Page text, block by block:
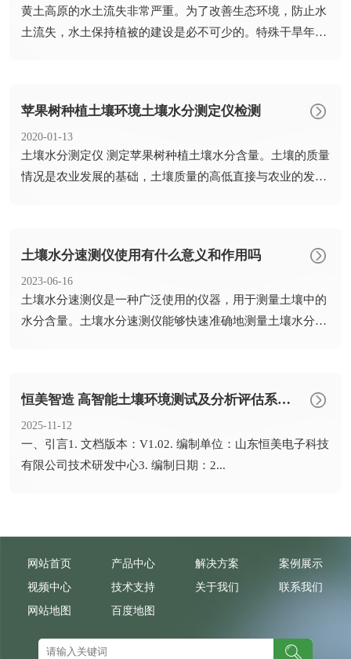
​黄土高原的水土流失非常严重。为了改善生态环境，防止水
土流失，水土保持植被的建设是必不可少的。特殊干旱年份
苹果树种植土壤环境土壤水分测定仪检测
2020-01-13
​土壤水分测定仪 测定苹果树种植土壤水分含量。土壤的质量
情况是农业发展的基础，土壤质量的高低直接与农业的发展
土壤水分速测仪使用有什么意义和作用吗
2023-06-16
​土壤水分速测仪是一种广泛使用的仪器，用于测量土壤中的
水分含量。土壤水分速测仪能够快速准确地测量土壤水分含
恒美智造 高智能土壤环境测试及分析评估系统设备（HM-GT80 ）产品知识图谱白皮书
2025-11-12
​一、引言1. 文档版本：V1.02. 编制单位：山东恒美电子科技
有限公司技术研发中心3. 编制日期：2...
网站首页 产品中心 解决方案
案例展示
视频中心
技术支持 关于我们
联系我们
网站地图
百度地图